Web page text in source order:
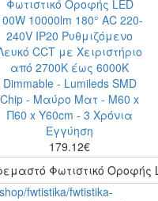
179.12€
Φωτιστικό